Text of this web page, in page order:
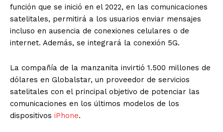
función que se inició en el 2022, en las comunicaciones
satelitales, permitirá a los usuarios enviar mensajes
incluso en ausencia de conexiones celulares o de
internet. Además, se integrará la conexión 5G.
La compañía de la manzanita invirtió 1.500 millones de
dólares en Globalstar, un proveedor de servicios
satelitales con el principal objetivo de potenciar las
comunicaciones en los últimos modelos de los
dispositivos iPhone.